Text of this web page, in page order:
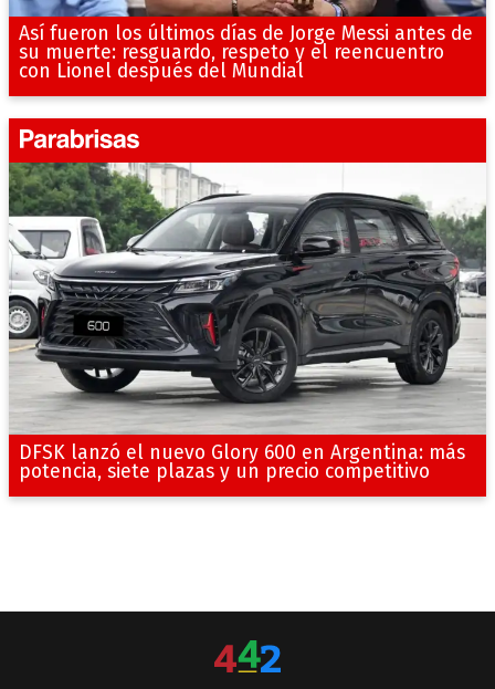
Así fueron los últimos días de Jorge Messi antes de
su muerte: resguardo, respeto y el reencuentro
con Lionel después del Mundial
DFSK lanzó el nuevo Glory 600 en Argentina: más
potencia, siete plazas y un precio competitivo